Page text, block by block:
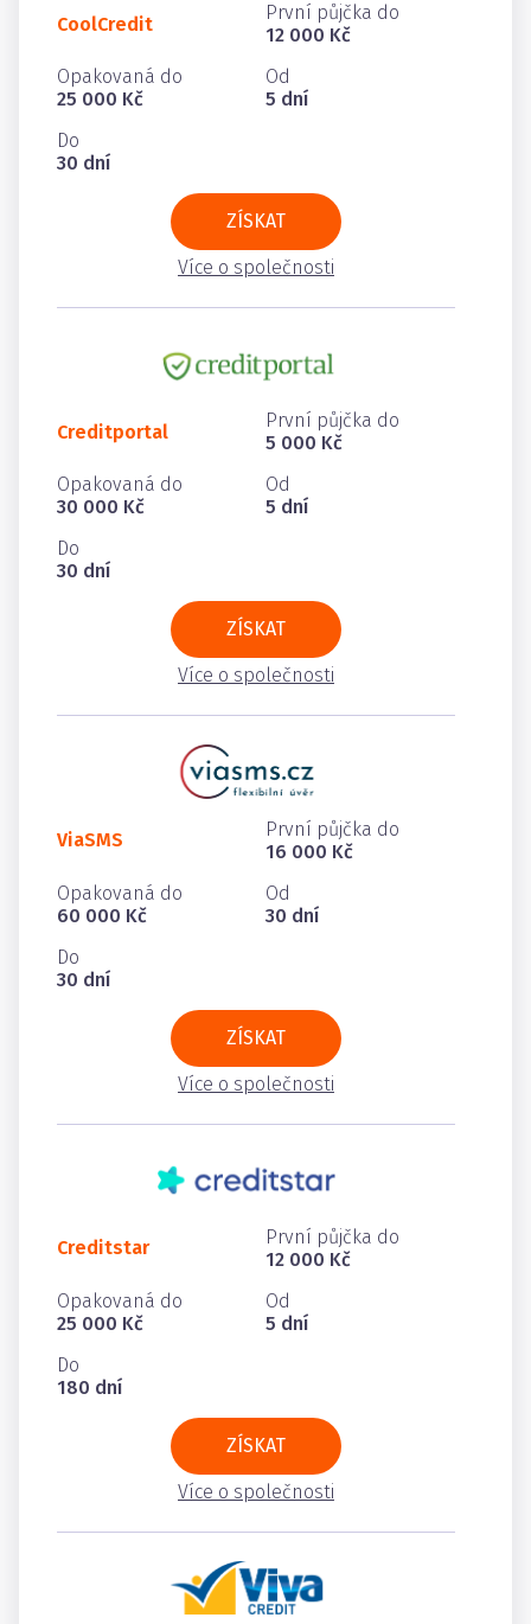
CoolCredit
První půjčka do
12 000 Kč
Opakovaná do
25 000 Kč
Od
5 dní
Do
30 dní
ZÍSKAT
Více o společnosti
Creditportal
První půjčka do
5 000 Kč
Opakovaná do
30 000 Kč
Od
5 dní
Do
30 dní
ZÍSKAT
Více o společnosti
ViaSMS
První půjčka do
16 000 Kč
Opakovaná do
60 000 Kč
Od
30 dní
Do
30 dní
ZÍSKAT
Více o společnosti
Creditstar
První půjčka do
12 000 Kč
Opakovaná do
25 000 Kč
Od
5 dní
Do
180 dní
ZÍSKAT
Více o společnosti